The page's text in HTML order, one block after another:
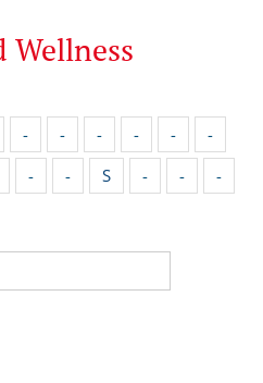
Wellness
- - - - -
-
- - S - -
-